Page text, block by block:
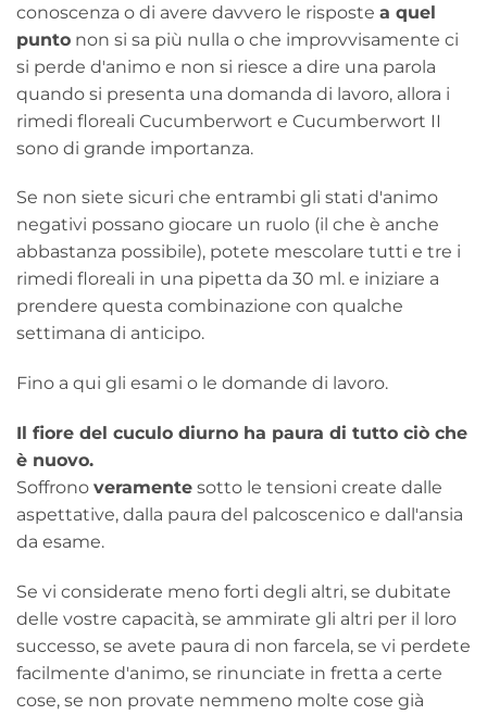
conoscenza o di avere davvero le risposte a quel
punto non si sa più nulla o che improvvisamente ci
si perde d'animo e non si riesce a dire una parola
quando si presenta una domanda di lavoro, allora i
rimedi floreali Cucumberwort e Cucumberwort II
sono di grande importanza.
Se non siete sicuri che entrambi gli stati d'animo
negativi possano giocare un ruolo (il che è anche
abbastanza possibile), potete mescolare tutti e tre i
rimedi floreali in una pipetta da 30 ml. e iniziare a
prendere questa combinazione con qualche
settimana di anticipo.
Fino a qui gli esami o le domande di lavoro.
Il fiore del cuculo diurno ha paura di tutto ciò che
è nuovo.
Soffrono veramente sotto le tensioni create dalle
aspettative, dalla paura del palcoscenico e dall'ansia
da esame.
Se vi considerate meno forti degli altri, se dubitate
delle vostre capacità, se ammirate gli altri per il loro
successo, se avete paura di non farcela, se vi perdete
facilmente d'animo, se rinunciate in fretta a certe
cose, se non provate nemmeno molte cose già